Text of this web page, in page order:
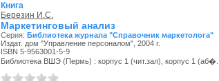
Книга
Березин И.С.
Маркетинговый анализ
Серия: Библиотека журнала "Справочник маркетолога"
Издат. дом "Управление персоналом", 2004 г.
ISBN 5-9563001-5-9
Библиотека ВШЭ (Пермь) : корпус 1 (чит.зал), корпус 1 (аб�...